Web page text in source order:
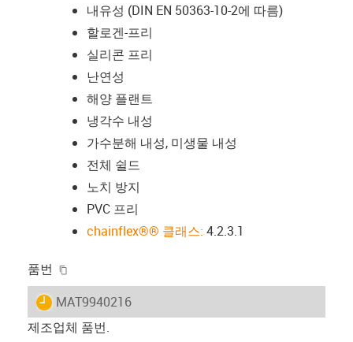
내유성 (DIN EN 50363-10-2에 따름)
할로겐-프리
실리콘 프리
난연성
해양 플랜트
냉각수 내성
가수분해 내성, 미생물 내성
전체 쉴드
노치 방지
PVC 프리
chainflex®® 클래스: 4.2.3.1
품번
igus-icon-lieferzeit
MAT9940216
제조업체 품번.